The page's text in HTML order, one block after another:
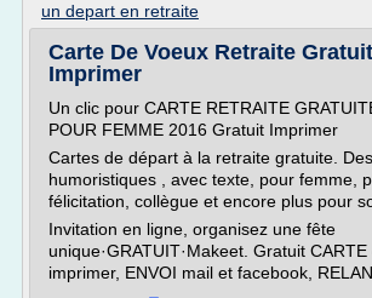
un depart en retraite
Carte De Voeux Retraite
Imprimer
Un clic pour CARTE RETRAITE
POUR FEMME 2016 Gratuit Imprimer
Cartes de départ à la retraite gratuite.
humoristiques , avec texte, pour femme,
félicitation, collègue et encore plus pour
Invitation en ligne, organisez une fête
unique·GRATUIT·Makeet. Gratuit
imprimer, ENVOI mail et facebook,